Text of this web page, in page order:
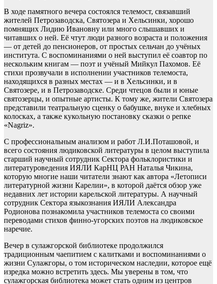
В ходе памятного вечера состоялся телемост, связавший
жителей Петрозаводска, Святозера и Хельсинки, хорошо
помнящих Лидию Ивановну или много слышавших и
читавших о ней. Её чтут люди разного возраста и положения
— от детей до пенсионеров, от простых сельчан до учёных
института. С воспоминаниями о ней выступил её соавтор по
нескольким книгам — поэт и учёный Мийкул Пахомов. Её
стихи прозвучали в исполнении участников телемоста,
находящихся в разных местах — и в Хельсинки, и в
Святозере, и в Петрозаводске. Среди чтецов были и юные
святозерцы, и опытные артисты. К тому же, жители Святозера
представили театральную сценку о бабушке, внуке и хлебных
колосках, а также кукольную постановку сказки о репке
«Nagriz».
С профессиональным анализом и работ Л.И.Поташовой, и
всего состояния людиковской литературы в целом выступила
старший научный сотрудник Сектора фольклористики и
литературоведения ИЯЛИ КарНЦ РАН Наталья Чикина,
которую многие наши читатели знают как автора «Летописи
литературной жизни Карелии», в которой даётся обзор уже
недавних лет истории карельской литературы. А научный
сотрудник Сектора языкознания ИЯЛИ Александра
Родионова познакомила участников телемоста со своими
переводами стихов финно-угорских поэтов на людиковское
наречие.
Вечер в сулажгорской библиотеке продолжился
традиционным чаепитием с калитками и воспоминаниями о
жизни Сулажгоры, о том историческом наследии, которое ещё
изредка можно встретить здесь. Мы уверены в том, что
сулажгорская библиотека может стать одним из центров